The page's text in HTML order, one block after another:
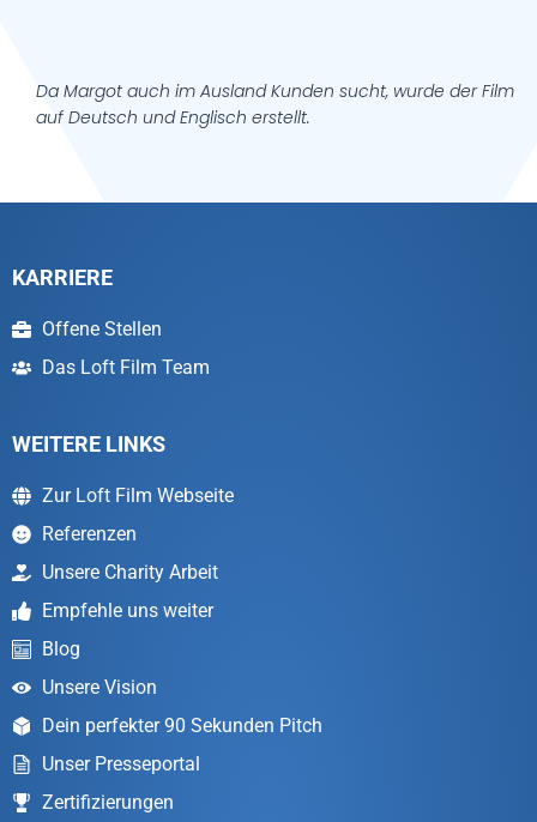
Da Margot auch im Ausland Kunden sucht, wurde der Film
auf Deutsch und Englisch erstellt.
KARRIERE
Offene Stellen
Das Loft Film Team
WEITERE LINKS
Zur Loft Film Webseite
Referenzen
Unsere Charity Arbeit
Empfehle uns weiter
Blog
Unsere Vision
Dein perfekter 90 Sekunden Pitch
Unser Presseportal
Zertifizierungen